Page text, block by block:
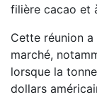
filière cacao et
Cette réunion a
marché,
lorsque la
dollars